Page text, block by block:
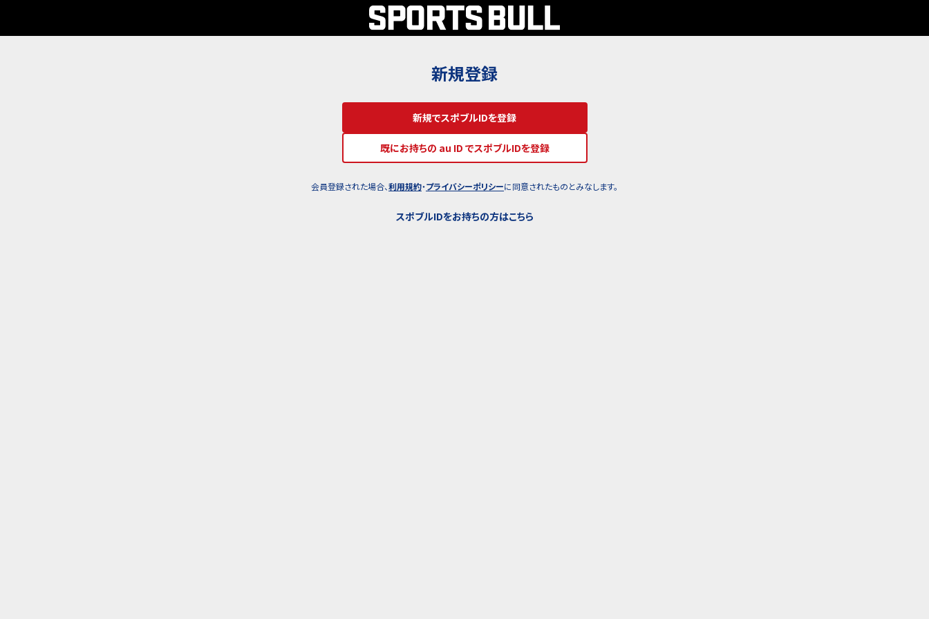
新規登録
新規でスポブルIDを登録
既にお持ちの au ID でスポブルIDを登録
会員登録された場合、利用規約・プライバシーポリシーに同意されたものとみなします。
スポブルIDをお持ちの方はこちら